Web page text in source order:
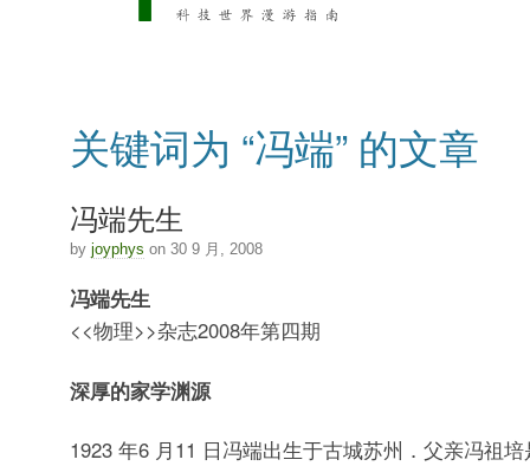
关键词为 “冯端” 的文章
冯端先生
by joyphys on 30 9 月, 2008
冯端先生
<<物理>>杂志2008年第四期
深厚的家学渊源
1923 年6 月11 日冯端出生于古城苏州．父亲冯祖